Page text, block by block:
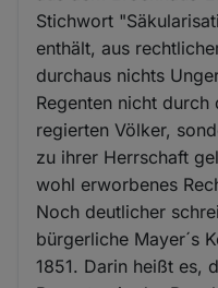
Stichwort
enthält, aus
durchaus nichts
Regenten nicht
regierten Völker,
zu ihrer Herrschaft
wohl erworbenes
Noch deutlicher
bürgerliche Mayer´s
1851. Darin heißt es,